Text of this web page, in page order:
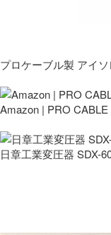
プロケーブル製 アイ
Amazon | PRO
日章工業変圧器 SDX-